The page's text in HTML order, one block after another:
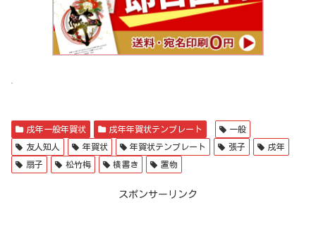
戌年一般年賀状 戌年年賀状テンプレート 一般
友人知人 年賀状 年賀状テンプレート 張子 戌年
扇子 松竹梅 横書き 置物
スポンサーリンク